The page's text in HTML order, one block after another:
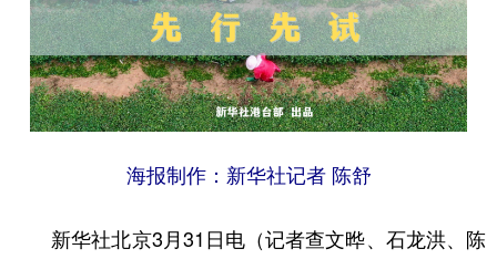
地方频道
北京 天津 河北 山西
安徽 福建
山东 河南 湖北 湖南
海报制作：新华社记者 陈舒
新华社北京3月31日电（记者查文晔、石龙洪、陈